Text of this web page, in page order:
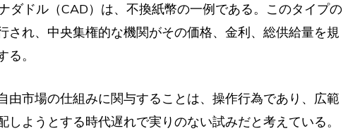
ダドル（CAD）は、不換紙幣の一例である。このタイプの
され、中央集権的な機関がその価格、金利、総供給量を規
る。
由市場の仕組みに関与することは、操作行為であり、広範
しようとする時代遅れで実りのない試みだと考えている。